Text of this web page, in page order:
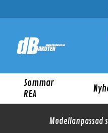
Sommar
REA
Modellanpassad